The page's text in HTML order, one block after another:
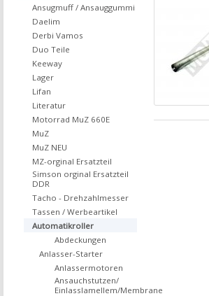
Ansugmuff / Ansauggummi
Daelim
Derbi Vamos
Duo Teile
Keeway
Lager
Lifan
Literatur
Motorrad MuZ 660E
MuZ
MuZ NEU
MZ-orginal Ersatzteil
Simson orginal Ersatzteil
DDR
Tacho - Drehzahlmesser
Tassen / Werbeartikel
Automatikroller
Abdeckungen
Anlasser-Starter
Anlassermotoren
Ansauchstutzen/
Einlasslamellem/Membrane